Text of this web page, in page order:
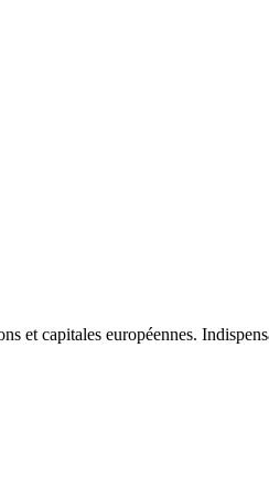
et capitales européennes.